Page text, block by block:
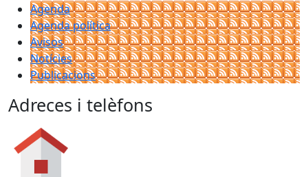
Agenda
Agenda política
Avisos
Notícies
Publicacions
Adreces i telèfons